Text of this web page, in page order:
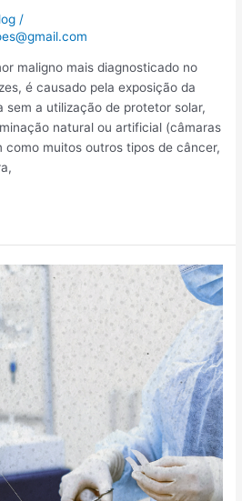
/
maligno mais diagnosticado no
é causado pela exposição da
sem a utilização de protetor solar,
natural ou artificial (câmaras
como muitos outros tipos de câncer,